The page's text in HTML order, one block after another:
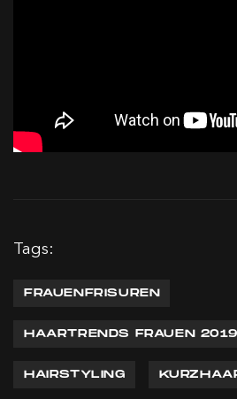
Tags:
FRAUENFRISUREN
HAARTRENDS FRAUEN 2019
HAIRSTYLING